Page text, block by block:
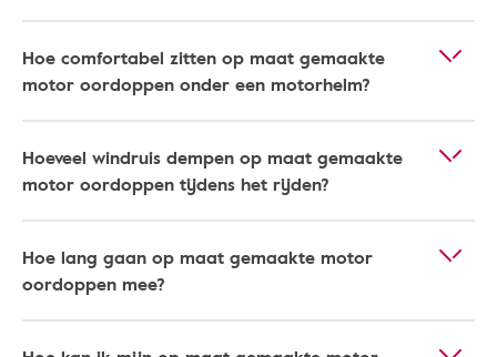
Hoe comfortabel zitten op maat gemaakte
motor oordoppen onder een motorhelm?
Hoeveel windruis dempen op maat gemaakte
motor oordoppen tijdens het rijden?
Hoe lang gaan op maat gemaakte motor
oordoppen mee?